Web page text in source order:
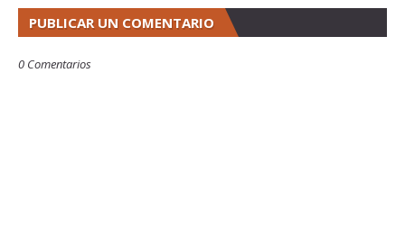
PUBLICAR UN COMENTARIO
0 Comentarios